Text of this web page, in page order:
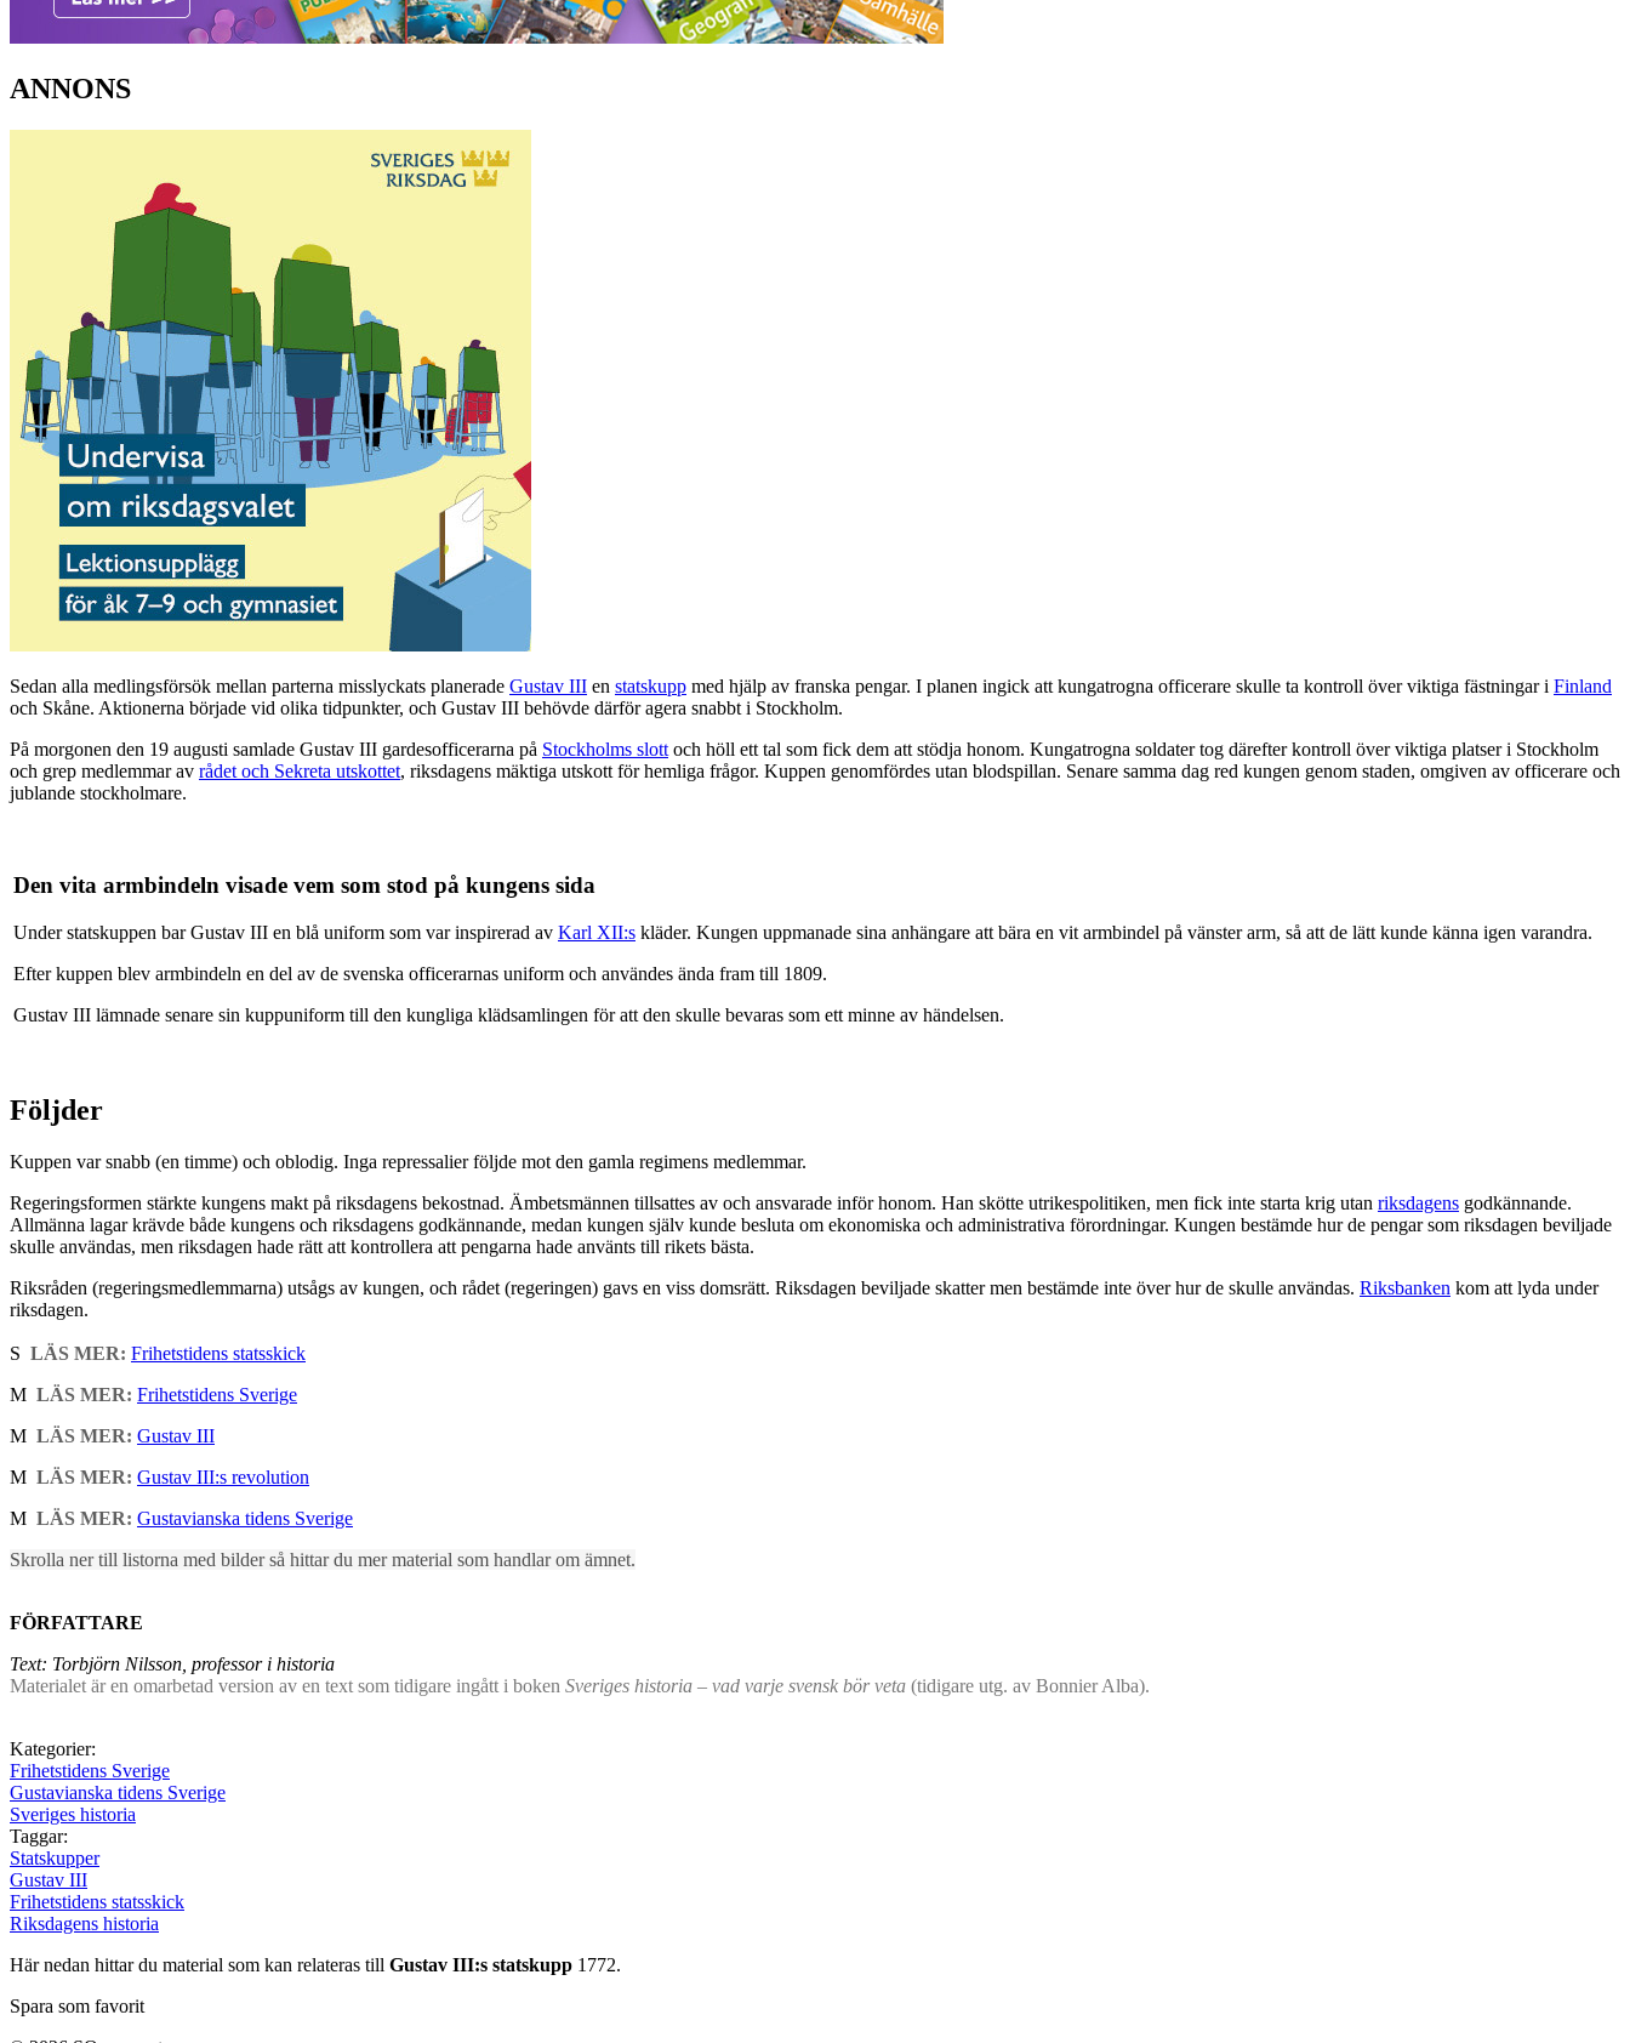
ANNONS
Sedan alla medlingsförsök mellan parterna misslyckats planerade Gustav III en statskupp med hjälp av franska pengar. I planen ingick att kungatrogna officerare skulle ta kontroll över viktiga fästningar i Finland
och Skåne. Aktionerna började vid olika tidpunkter, och Gustav III behövde därför agera snabbt i Stockholm.
På morgonen den 19 augusti samlade Gustav III gardesofficerarna på Stockholms slott och höll ett tal som fick dem att stödja honom. Kungatrogna soldater tog därefter kontroll över viktiga platser i Stockholm
och grep medlemmar av rådet och Sekreta utskottet, riksdagens mäktiga utskott för hemliga frågor. Kuppen genomfördes utan blodspillan. Senare samma dag red kungen genom staden, omgiven av officerare och
jublande stockholmare.
Den vita armbindeln visade vem som stod på kungens sida
Under statskuppen bar Gustav III en blå uniform som var inspirerad av Karl XII:s kläder. Kungen uppmanade sina anhängare att bära en vit armbindel på vänster arm, så att de lätt kunde känna igen varandra.
Efter kuppen blev armbindeln en del av de svenska officerarnas uniform och användes ända fram till 1809.
Gustav III lämnade senare sin kuppuniform till den kungliga klädsamlingen för att den skulle bevaras som ett minne av händelsen.
Följder
Kuppen var snabb (en timme) och oblodig. Inga repressalier följde mot den gamla regimens medlemmar.
Regeringsformen stärkte kungens makt på riksdagens bekostnad. Ämbetsmännen tillsattes av och ansvarade inför honom. Han skötte utrikespolitiken, men fick inte starta krig utan riksdagens godkännande.
Allmänna lagar krävde både kungens och riksdagens godkännande, medan kungen själv kunde besluta om ekonomiska och administrativa förordningar. Kungen bestämde hur de pengar som riksdagen beviljade
skulle användas, men riksdagen hade rätt att kontrollera att pengarna hade använts till rikets bästa.
Riksråden (regeringsmedlemmarna) utsågs av kungen, och rådet (regeringen) gavs en viss domsrätt. Riksdagen beviljade skatter men bestämde inte över hur de skulle användas. Riksbanken kom att lyda under
riksdagen.
S LÄS MER: Frihetstidens statsskick
M LÄS MER: Frihetstidens Sverige
M LÄS MER: Gustav III
M LÄS MER: Gustav III:s revolution
M LÄS MER: Gustavianska tidens Sverige
Skrolla ner till listorna med bilder så hittar du mer material som handlar om ämnet.
FÖRFATTARE
Text: Torbjörn Nilsson, professor i historia
Materialet är en omarbetad version av en text som tidigare ingått i boken Sveriges historia – vad varje svensk bör veta (tidigare utg. av Bonnier Alba).
Kategorier:
Frihetstidens Sverige
Gustavianska tidens Sverige
Sveriges historia
Taggar:
Statskupper
Gustav III
Frihetstidens statsskick
Riksdagens historia
Här nedan hittar du material som kan relateras till Gustav III:s statskupp 1772.
Spara som favorit